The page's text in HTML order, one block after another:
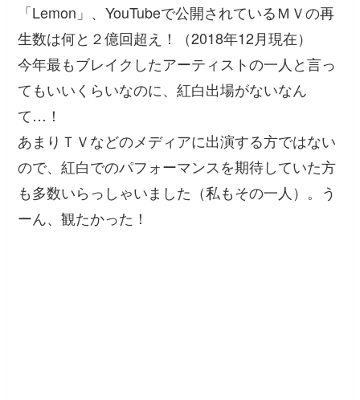
「Lemon」、YouTubeで公開されているＭＶの再
生数は何と２億回超え！（2018年12月現在）
今年最もブレイクしたアーティストの一人と言っ
てもいいくらいなのに、紅白出場がないなん
て…！
あまりＴＶなどのメディアに出演する方ではない
ので、紅白でのパフォーマンスを期待していた方
も多数いらっしゃいました（私もその一人）。う
ーん、観たかった！